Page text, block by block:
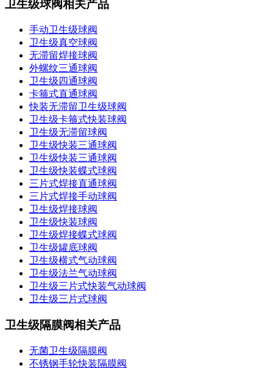
卫生级球阀相关产品
手动卫生级球阀
卫生级真空球阀
无滞留焊接球阀
外螺纹三通球阀
卫生级四通球阀
卡箍式直通球阀
快装无滞留卫生级球阀
卫生级卡箍式快装球阀
卫生级无滞留球阀
卫生级快装三通球阀
卫生级快装三通球阀
卫生级快装蝶式球阀
三片式焊接直通球阀
三片式焊接手动球阀
卫生级焊接球阀
卫生级快装球阀
卫生级焊接蝶式球阀
卫生级罐底球阀
卫生级横式气动球阀
卫生级法兰气动球阀
卫生级三片式快装气动球阀
卫生级三片式球阀
卫生级隔膜阀相关产品
无菌卫生级隔膜阀
不锈钢手轮快装隔膜阀